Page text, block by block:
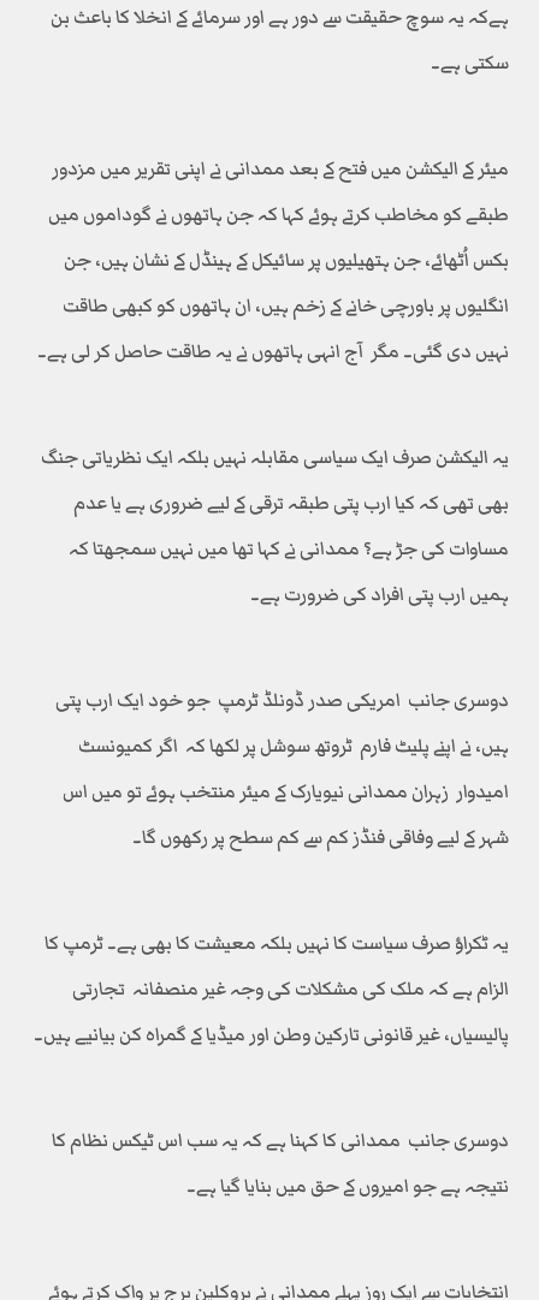
ہےکہ یہ سوچ حقیقت سے دور ہے اور سرمائے کے انخلا کا باعث بن
سکتی ہے۔
میئر کے الیکشن میں فتح کے بعد ممدانی نے اپنی تقریر میں مزدور
طبقے کو مخاطب کرتے ہوئے کہا کہ جن ہاتھوں نے گوداموں میں
بکس اُٹھائے، جن ہتھیلیوں پر سائیکل کے ہینڈل کے نشان ہیں، جن
انگلیوں پر باورچی خانے کے زخم ہیں، ان ہاتھوں کو کبھی طاقت
نہیں دی گئی۔ مگر آج انہی ہاتھوں نے یہ طاقت حاصل کر لی ہے۔
یہ الیکشن صرف ایک سیاسی مقابلہ نہیں بلکہ ایک نظریاتی جنگ
بھی تھی کہ کیا ارب پتی طبقہ ترقی کے لیے ضروری ہے یا عدم
مساوات کی جڑ ہے؟ ممدانی نے کہا تھا میں نہیں سمجھتا کہ
ہمیں ارب پتی افراد کی ضرورت ہے۔
دوسری جانب امریکی صدر ڈونلڈ ٹرمپ جو خود ایک ارب پتی
ہیں، نے اپنے پلیٹ فارم ٹروتھ سوشل پر لکھا کہ اگر کمیونسٹ
امیدوار زہران ممدانی نیویارک کے میئر منتخب ہوئے تو میں اس
شہر کے لیے وفاقی فنڈز کم سے کم سطح پر رکھوں گا۔
یہ ٹکراؤ صرف سیاست کا نہیں بلکہ معیشت کا بھی ہے۔ ٹرمپ کا
الزام ہے کہ ملک کی مشکلات کی وجہ غیر منصفانہ تجارتی
پالیسیاں، غیر قانونی تارکین وطن اور میڈیا کے گمراہ کن بیانیے ہیں۔
دوسری جانب ممدانی کا کہنا ہے کہ یہ سب اس ٹیکس نظام کا
نتیجہ ہے جو امیروں کے حق میں بنایا گیا ہے۔
انتخابات سے ایک روز پہلے ممدانی نے بروکلین برج پر واک کرتے ہوئے